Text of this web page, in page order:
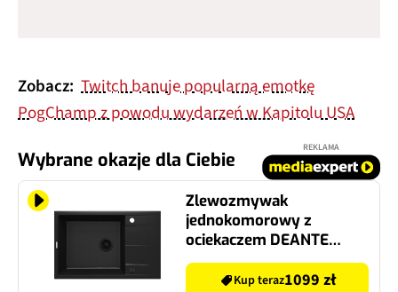
Zobacz: Twitch banuje popularną emotkę
PogChamp z powodu wydarzeń w Kapitolu USA
Wybrane okazje dla Ciebie
REKLAMA
Zlewozmywak
jednokomorowy z
ociekaczem DEANTE
Eridan ZQE N11B Nero
50x78 Kup teraz1099 zł